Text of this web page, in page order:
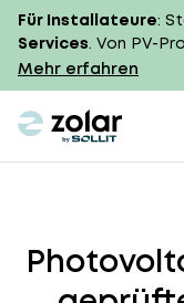
Für Installateure:
Services. Von PV-
Mehr erfahren
zolar logo